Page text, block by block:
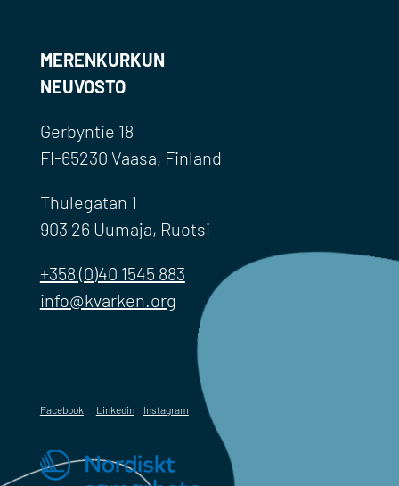
MERENKURKUN
NEUVOSTO
Gerbyntie 18
FI-65230 Vaasa, Finland
Thulegatan 1
903 26 Uumaja, Ruotsi
+358 (0)40 1545 883
info@kvarken.org
Facebook Linkedin Instagram